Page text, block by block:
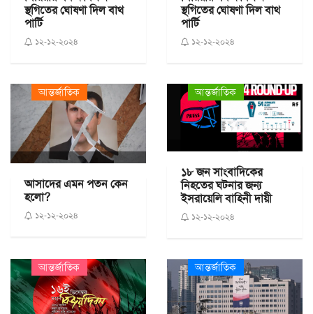
স্থগিতের ঘোষণা দিল বাথ
পার্টি
১২-১২-২০২৪
স্থগিতের ঘোষণা দিল বাথ
পার্টি
১২-১২-২০২৪
আন্তর্জাতিক
আসাদের এমন পতন কেন
হলো?
১২-১২-২০২৪
আন্তর্জাতিক
১৮ জন সাংবাদিকের
নিহতের ঘটনার জন্য
ইসরায়েলি বাহিনী দায়ী
১২-১২-২০২৪
আন্তর্জাতিক আন্তর্জাতিক